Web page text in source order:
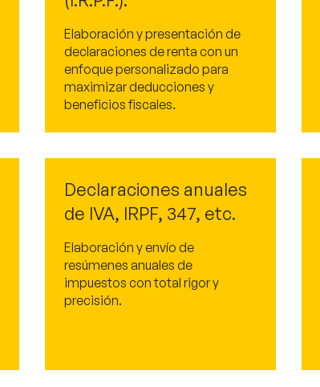
Elaboración y presentación de
declaraciones de renta con un
enfoque personalizado para
maximizar deducciones y
beneficios fiscales.
Declaraciones anuales
de IVA, IRPF, 347, etc.
Elaboración y envío de
resúmenes anuales de
impuestos con total rigor y
precisión.